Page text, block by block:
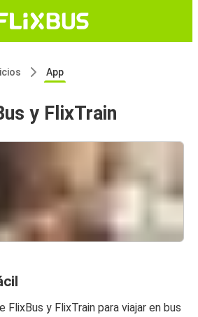
App
y FlixTrain
FlixBus y FlixTrain para viajar en bus